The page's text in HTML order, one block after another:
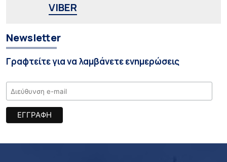
VIBER
Newsletter
Γραφτείτε για να λαμβάνετε ενημερώσεις